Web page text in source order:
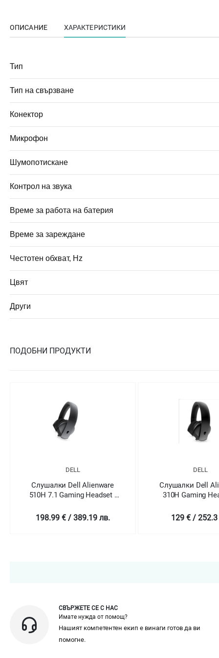
ОПИСАНИЕ ХАРАКТЕРИСТИКИ
Тип
Тип на свързване
Конектор
Микрофон
Шумопотискане
Контрол на звука
Време за работа на батерия
Време за зареждане
Честотен обхват, Hz
Цвят
Други
ПОДОБНИ ПРОДУКТИ
DELL
Слушалки Dell Alienware
510H 7.1 Gaming Headset -
Moon)
198.99 € / 389.19 лв.
DELL
Слушалки Dell
310H Gaming
129 € / 252.3
СВЪРЖЕТЕ СЕ С НАС
Имате нужда от помощ?
Нашият компетентен екип е винаги готов да ви
помогне.